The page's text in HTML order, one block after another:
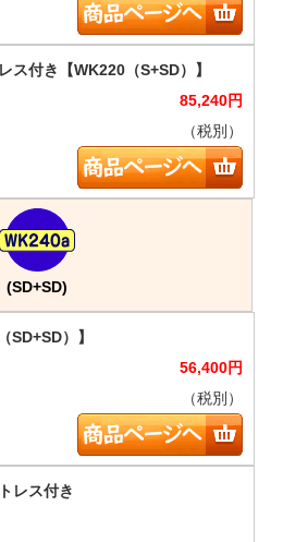
85,240円
（税別）
(SD+SD)
56,400円
（税別）